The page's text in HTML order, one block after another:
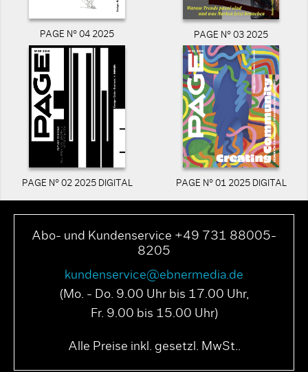
PAGE N° 04 2025 PAGE N° 03 2025
PAGE N° 02 2025 DIGITAL PAGE N° 01 2025 DIGITAL
Abo- und Kundenservice +49 731 88005-
8205
kundenservice@ebnermedia.de
(Mo. - Do. 9.00 Uhr bis 17.00 Uhr,
Fr. 9.00 bis 15.00 Uhr)
Alle Preise inkl. gesetzl. MwSt..